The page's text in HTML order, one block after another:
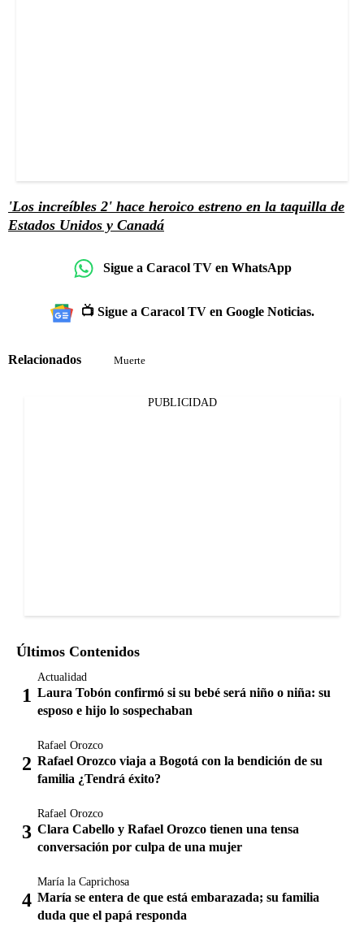
'Los increíbles 2' hace heroico estreno en la taquilla de
Estados Unidos y Canadá
Sigue a Caracol TV en WhatsApp
📺 Sigue a Caracol TV en Google Noticias.
Relacionados Muerte
PUBLICIDAD
Últimos Contenidos
Actualidad
Laura Tobón confirmó si su bebé será niño o niña: su
esposo e hijo lo sospechaban
Rafael Orozco
Rafael Orozco viaja a Bogotá con la bendición de su
familia ¿Tendrá éxito?
Rafael Orozco
Clara Cabello y Rafael Orozco tienen una tensa
conversación por culpa de una mujer
María la Caprichosa
María se entera de que está embarazada; su familia
duda que el papá responda